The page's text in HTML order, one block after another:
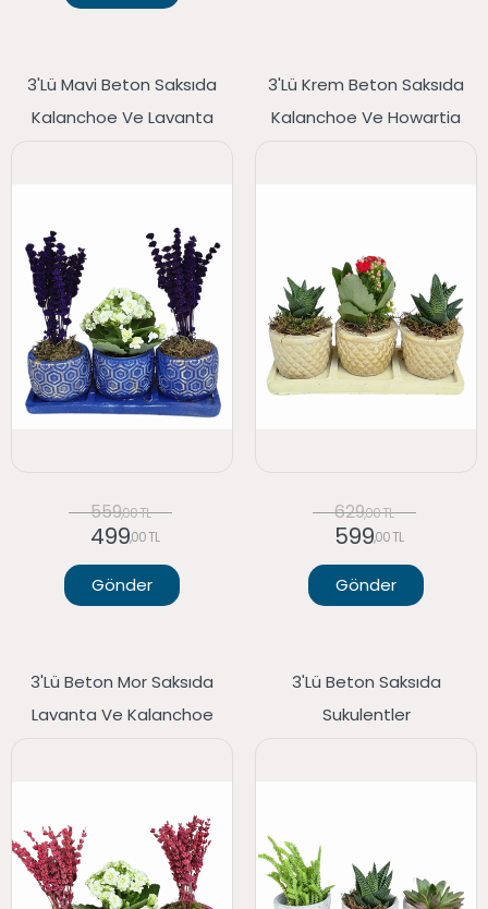
3'lü Mavi Beton Saksıda
Kalanchoe Ve Lavanta
559,00 TL
499,00 TL
Gönder
3'lü Krem Beton Saksıda
Kalanchoe Ve Howartia
629,00 TL
599,00 TL
Gönder
3'lü Beton Mor Saksıda
Lavanta Ve Kalanchoe
3'lü Beton Saksıda
Sukulentler